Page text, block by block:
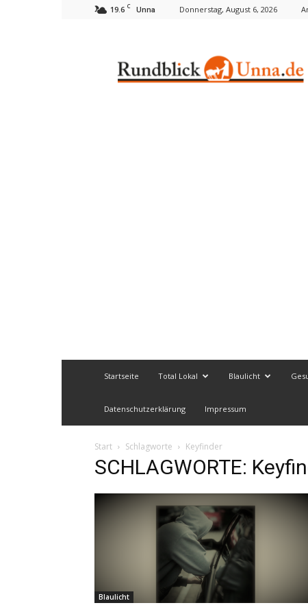
19.6 C Unna Donnerstag, August 6, 2026
Startseite Total Lokal Blaulicht
Datenschutzerklärung Impressum
Start Schlagworte Keyfinder
SCHLAGWORTE:
Blaulicht